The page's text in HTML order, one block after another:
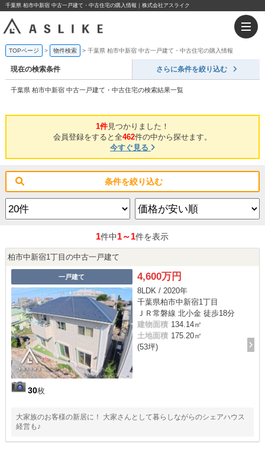
千葉県 柏市中新宿 中古一戸建て・中古住宅の購入情報｜株式会社アスライク
TOPページ 物件検索 千葉県 柏市中新宿 中古一戸建て・中古住宅の購入情報
現在の検索条件 さらに条件を絞り込む
千葉県 柏市中新宿 中古一戸建て・中古住宅の検索結果一覧
1件見つかりました！
会員登録をすると全462件の中から探せます。
今すぐ見る
条件を絞り込む
1件中1～1件を表示
柏市中新宿1丁目の中古一戸建て
一戸建て
30枚
4,600万円
8LDK / 2020年
千葉県柏市中新宿1丁目
ＪＲ常磐線 北小金 徒歩18分
建物面積 134.14㎡
土地面積 175.20㎡
(53坪)
大家族のお客様の新居に！ 大家さんとして暮らしながらのシェアハウス
経営も♪